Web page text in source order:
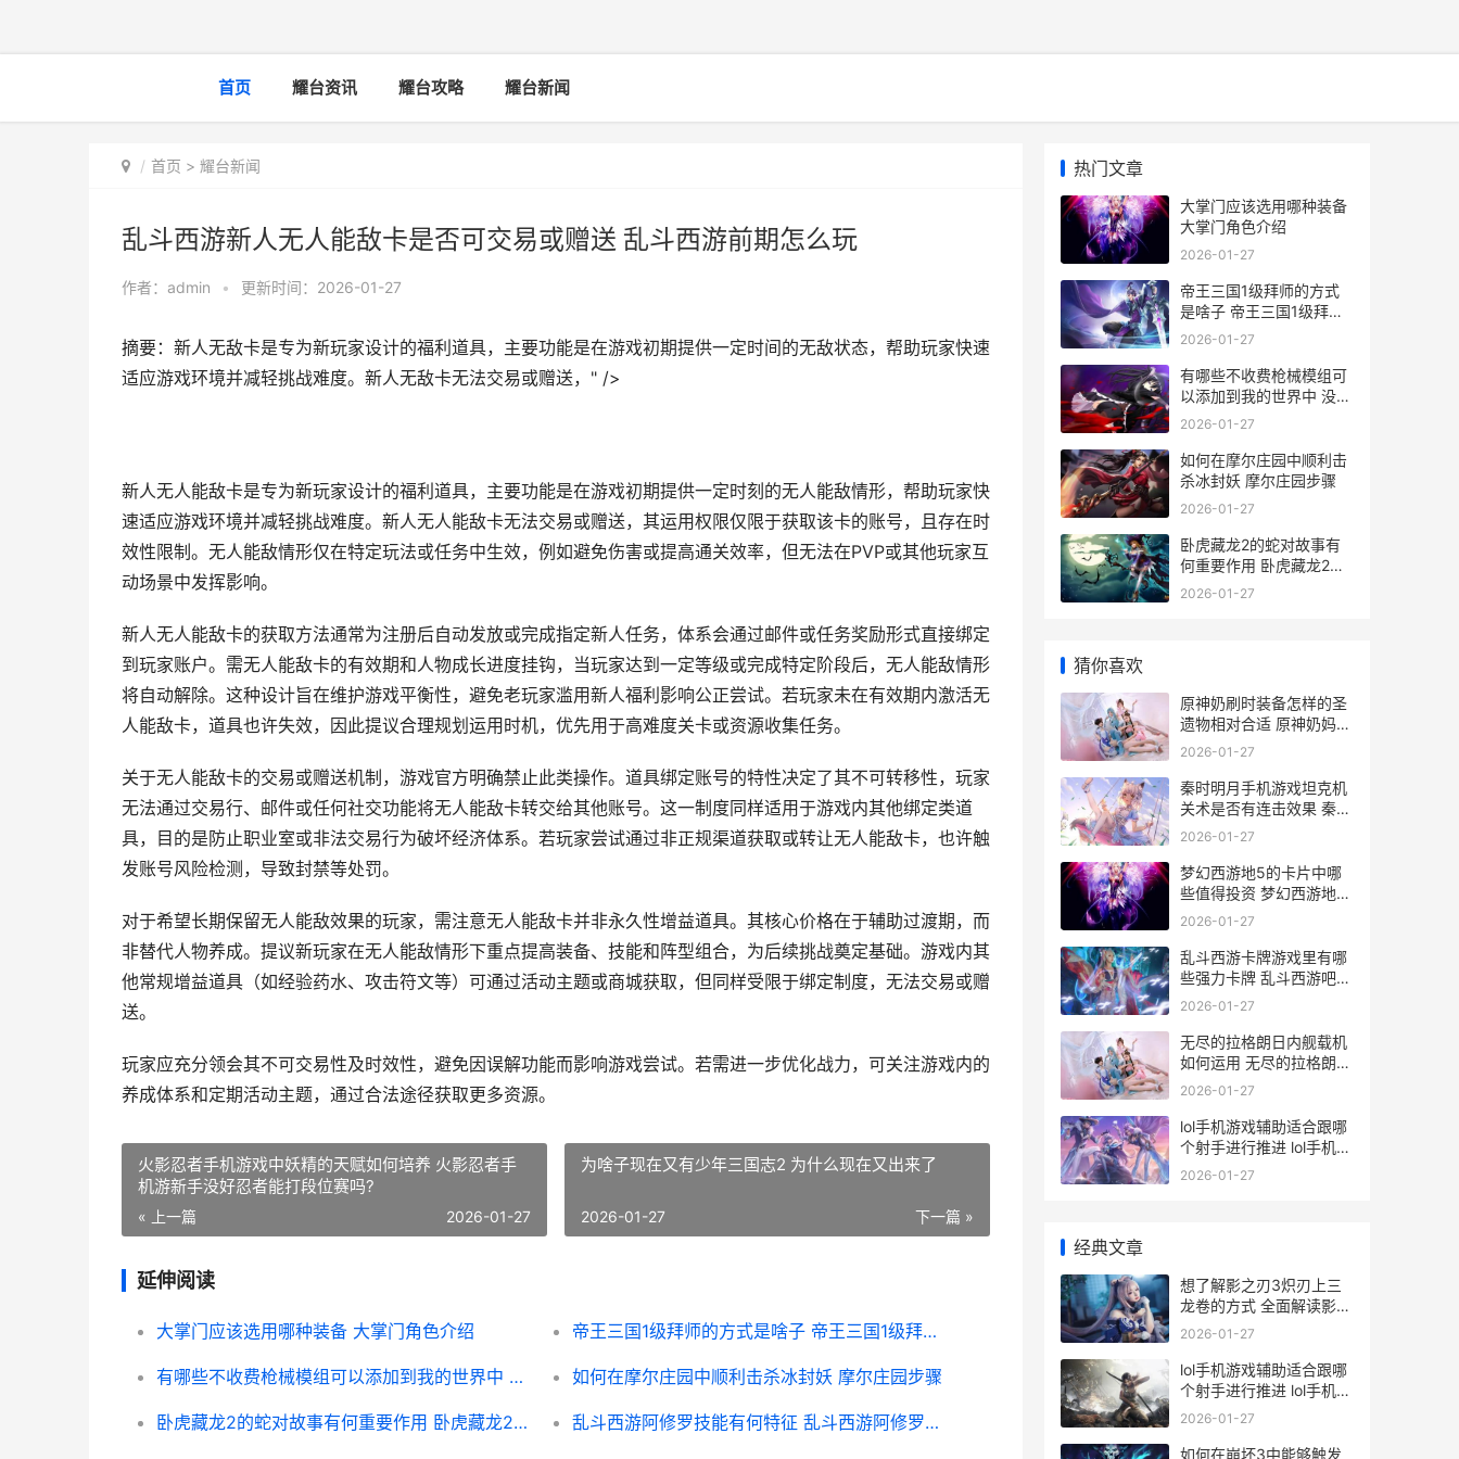
首页 耀台资讯 耀台攻略 耀台新闻
首页 > 耀台新闻
乱斗西游新人无人能敌卡是否可交易或赠送 乱斗西游前期怎么玩
作者： admin • 更新时间：2026-01-27
摘要：新人无敌卡是专为新玩家设计的福利道具，主要功能是在游戏初期提供一定时间的无敌状态，帮助玩家快速
适应游戏环境并减轻挑战难度。新人无敌卡无法交易或赠送，" />
新人无人能敌卡是专为新玩家设计的福利道具，主要功能是在游戏初期提供一定时刻的无人能敌情形，帮助玩家快
速适应游戏环境并减轻挑战难度。新人无人能敌卡无法交易或赠送，其运用权限仅限于获取该卡的账号，且存在时
效性限制。无人能敌情形仅在特定玩法或任务中生效，例如避免伤害或提高通关效率，但无法在PVP或其他玩家互
动场景中发挥影响。
新人无人能敌卡的获取方法通常为注册后自动发放或完成指定新人任务，体系会通过邮件或任务奖励形式直接绑定
到玩家账户。需无人能敌卡的有效期和人物成长进度挂钩，当玩家达到一定等级或完成特定阶段后，无人能敌情形
将自动解除。这种设计旨在维护游戏平衡性，避免老玩家滥用新人福利影响公正尝试。若玩家未在有效期内激活无
人能敌卡，道具也许失效，因此提议合理规划运用时机，优先用于高难度关卡或资源收集任务。
关于无人能敌卡的交易或赠送机制，游戏官方明确禁止此类操作。道具绑定账号的特性决定了其不可转移性，玩家
无法通过交易行、邮件或任何社交功能将无人能敌卡转交给其他账号。这一制度同样适用于游戏内其他绑定类道
具，目的是防止职业室或非法交易行为破坏经济体系。若玩家尝试通过非正规渠道获取或转让无人能敌卡，也许触
发账号风险检测，导致封禁等处罚。
对于希望长期保留无人能敌效果的玩家，需注意无人能敌卡并非永久性增益道具。其核心价格在于辅助过渡期，而
非替代人物养成。提议新玩家在无人能敌情形下重点提高装备、技能和阵型组合，为后续挑战奠定基础。游戏内其
他常规增益道具（如经验药水、攻击符文等）可通过活动主题或商城获取，但同样受限于绑定制度，无法交易或赠
送。
玩家应充分领会其不可交易性及时效性，避免因误解功能而影响游戏尝试。若需进一步优化战力，可关注游戏内的
养成体系和定期活动主题，通过合法途径获取更多资源。
火影忍者手机游戏中妖精的天赋如何培养 火影忍者手
机游新手没好忍者能打段位赛吗?
« 上一篇 2026-01-27
为啥子现在又有少年三国志2 为什么现在又出来了
下一篇 »
2026-01-27
延伸阅读
大掌门应该选用哪种装备 大掌门角色介绍 帝王三国1级拜师的方式是啥子 帝王三国1级拜师怎么玩
有哪些不收费枪械模组可以添加到我的世界中 没有不收费的吗 如何在摩尔庄园中顺利击杀冰封妖 摩尔庄园步骤
卧虎藏龙2的蛇对故事有何重要作用 卧虎藏龙2演员 乱斗西游阿修罗技能有何特征 乱斗西游阿修罗阵容
热门文章
大掌门应该选用哪种装备
大掌门角色介绍
2026-01-27
帝王三国1级拜师的方式
是啥子 帝王三国1级拜师
怎么玩
2026-01-27
有哪些不收费枪械模组可
以添加到我的世界中 没有
不收费的吗
2026-01-27
如何在摩尔庄园中顺利击
杀冰封妖 摩尔庄园步骤
2026-01-27
卧虎藏龙2的蛇对故事有
何重要作用 卧虎藏龙2演
员
2026-01-27
猜你喜欢
原神奶刷时装备怎样的圣
遗物相对合适 原神奶妈套
装
2026-01-27
秦时明月手机游戏坦克机
关术是否有连击效果 秦时
明月手游 下载
2026-01-27
梦幻西游地5的卡片中哪
些值得投资 梦幻西游地5
剧情攻略
2026-01-27
乱斗西游卡牌游戏里有哪
些强力卡牌 乱斗西游吧
百度贴吧
2026-01-27
无尽的拉格朗日内舰载机
如何运用 无尽的拉格朗日
wiki
2026-01-27
lol手机游戏辅助适合跟哪
个射手进行推进 lol手机辅
助软件
2026-01-27
经典文章
想了解影之刃3炽刃上三
龙卷的方式 全面解读影之
刃3剧情
2026-01-27
lol手机游戏辅助适合跟哪
个射手进行推进 lol手机辅
助软件
2026-01-27
如何在崩坏3中能够触发